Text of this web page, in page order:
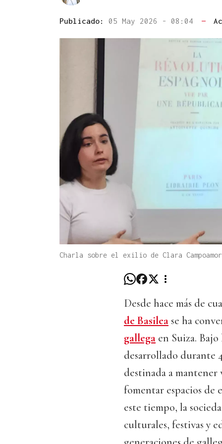
Publicado: 05 May 2026 - 08:04 —
Charla sobre el exilio de Clara
Desde hace más de
de Basilea se ha
gallega en Suiza.
desarrollado durante
destinada a mantener
fomentar espacios
este tiempo, la
culturales, festivas y